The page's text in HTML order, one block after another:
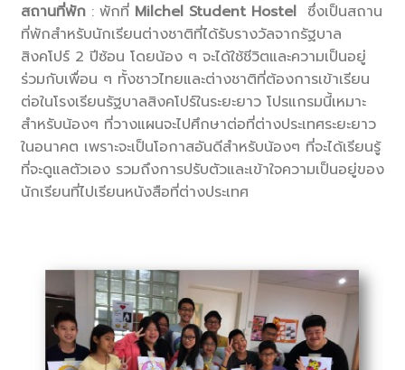
สถานที่พัก : พักที่ Milchel Student Hostel ซึ่งเป็นสถาน
ที่พักสำหรับนักเรียนต่างชาติที่ได้รับรางวัลจากรัฐบาล
สิงคโปร์ 2 ปีซ้อน โดยน้อง ๆ จะได้ใช้ชีวิตและความเป็นอยู่
ร่วมกับเพื่อน ๆ ทั้งชาวไทยและต่างชาติที่ต้องการเข้าเรียน
ต่อในโรงเรียนรัฐบาลสิงคโปร์ในระยะยาว โปรแกรมนี้เหมาะ
สำหรับน้องๆ ที่วางแผนจะไปศึกษาต่อที่ต่างประเทศระยะยาว
ในอนาคต เพราะจะเป็นโอกาสอันดีสำหรับน้องๆ ที่จะได้เรียนรู้
ที่จะดูแลตัวเอง รวมถึงการปรับตัวและเข้าใจความเป็นอยู่ของ
นักเรียนที่ไปเรียนหนังสือที่ต่างประเทศ